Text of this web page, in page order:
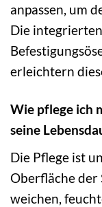
anpassen, um
Die
erleichtern
Wie pflege ich
seine
Die Pflege ist
Oberfläche der
weichen,